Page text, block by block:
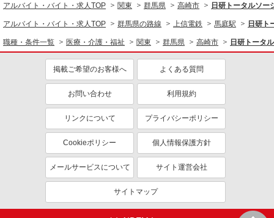
同じ職種から求人を探す
医療・介護・福祉
介護職・ヘルパー
同じ特徴から求人を探す
ミドル（40代～）活躍中
週2～3日勤務OK
深夜
社会保険あり
アルバイト・バイト・求人TOP 関東 群馬県 高崎市 日研トータルソ
アルバイト・バイト・求人TOP 群馬県の路線 上信電鉄 馬庭駅 日研ト
職種・条件一覧 医療・介護・福祉 関東 群馬県 高崎市 日研トータ
掲載ご希望のお客様へ よくある質問
お問い合わせ 利用規約
リンクについて プライバシーポリシー
Cookieポリシー 個人情報保護方針
メールサービスについて サイト運営会社
サイトマップ